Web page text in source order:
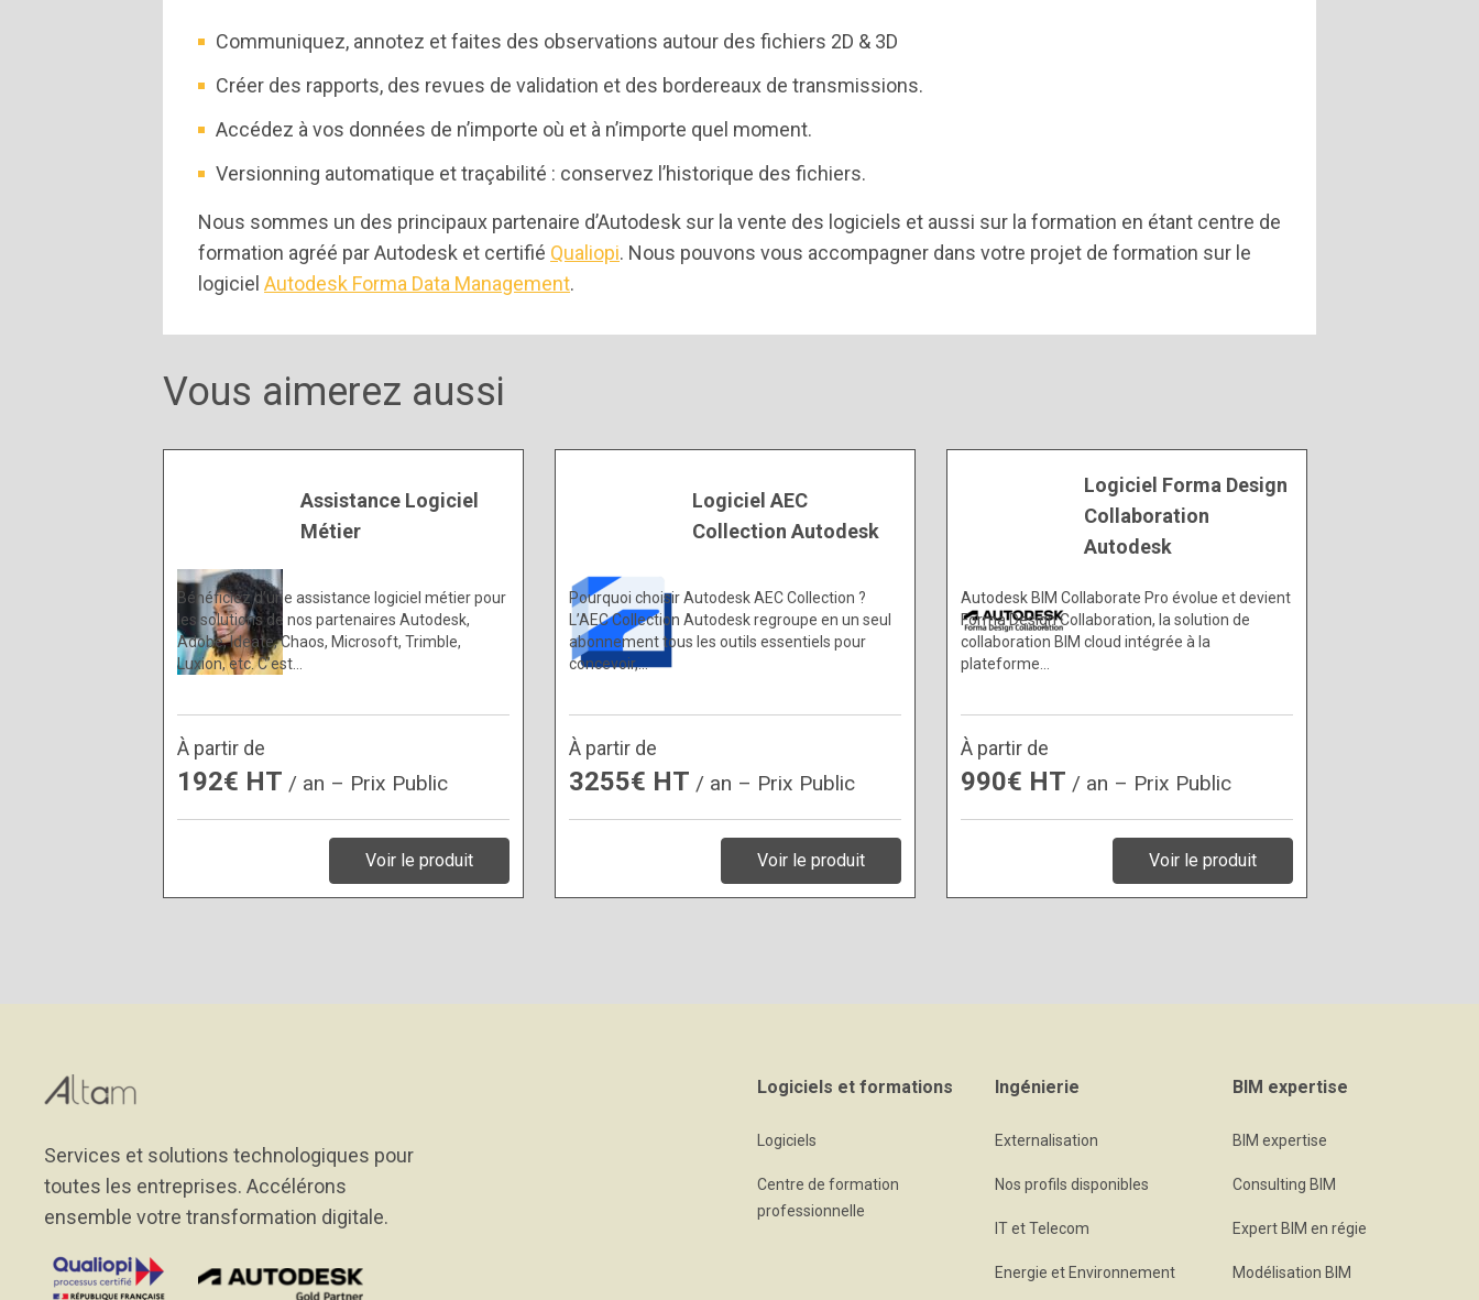
Communiquez, annotez et faites des observations autour des fichiers 2D & 3D
Créer des rapports, des revues de validation et des bordereaux de transmissions.
Accédez à vos données de n’importe où et à n’importe quel moment.
Versionning automatique et traçabilité : conservez l’historique des fichiers.
Nous sommes un des principaux partenaire d’Autodesk sur la vente des logiciels et aussi sur la formation en étant centre de
formation agréé par Autodesk et certifié Qualiopi. Nous pouvons vous accompagner dans votre projet de formation sur le
logiciel Autodesk Forma Data Management.
Vous aimerez aussi
Assistance Logiciel
Métier
Bénéficiez d’une assistance logiciel métier pour
les solutions de nos partenaires Autodesk,
Adobe, Ideate, Chaos, Microsoft, Trimble,
Luxion, etc. C’est…
À partir de
192€ HT / an – Prix Public
Voir le produit
Logiciel AEC
Collection Autodesk
Pourquoi choisir Autodesk AEC Collection ?
L’AEC Collection Autodesk regroupe en un seul
abonnement tous les outils essentiels pour
concevoir,…
À partir de
3255€ HT / an – Prix Public
Voir le produit
Logiciel Forma Design
Collaboration
Autodesk
Autodesk BIM Collaborate Pro évolue et devient
Forma Design Collaboration, la solution de
collaboration BIM cloud intégrée à la
plateforme…
À partir de
990€ HT / an – Prix Public
Voir le produit
Services et solutions technologiques pour
toutes les entreprises. Accélérons
ensemble votre transformation digitale.
Logiciels et formations
Logiciels
Centre de formation
professionnelle
Ingénierie
Externalisation
Nos profils disponibles
IT et Telecom
Energie et Environnement
BIM expertise
BIM expertise
Consulting BIM
Expert BIM en régie
Modélisation BIM